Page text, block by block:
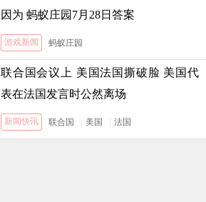
因为 蚂蚁庄园7月28日答案
游戏新闻 蚂蚁庄园
联合国会议上 美国法国撕破脸 美国代
表在法国发言时公然离场
新闻快讯 联合国 美国 法国